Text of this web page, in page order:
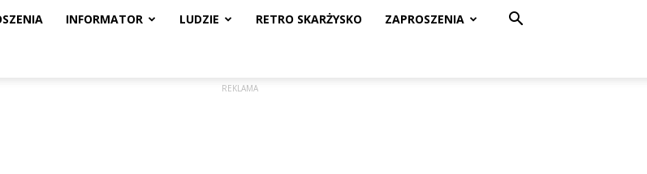
INFORMATOR LUDZIE RETRO SKARŻYSKO ZAPROSZENIA
REKLAMA